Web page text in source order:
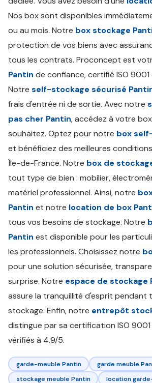
Nos box sont disponibles
ou au mois. Notre box stockage
protection de vos biens avec
tous les contrats. Proconcept est
Pantin de confiance, certifié ISO 9001
Notre self-stockage sécurisé
frais d'entrée ni de sortie. Avec notre
pas cher Pantin, accédez à votre
souhaitez. Optez pour notre box
et bénéficiez des meilleures
Île-de-France. Notre box de
tout type de bien : mobilier,
matériel professionnel. Ainsi, notre
Pantin et notre location de box
tous vos besoins de stockage. Notre
Pantin est disponible pour les
les professionnels. Choisissez notre
pour une solution sécurisée,
surprise. Notre espace de stockage
assure la tranquillité d'esprit pendant
stockage. Enfin, notre entrepôt
distingue par sa certification ISO 9001
vérifiés à 4.9/5.
garde-meuble Pantin
garde meuble
stockage meuble Pantin
location